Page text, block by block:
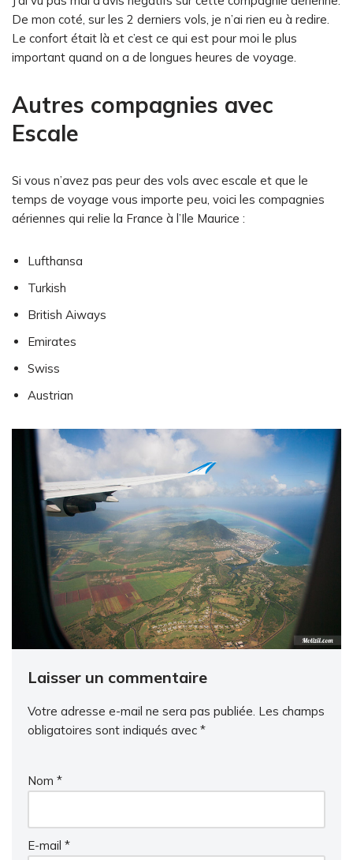
De mon coté, sur les 2 derniers vols, je n’ai rien eu à redire.
Le confort était là et c’est ce qui est pour moi le plus
important quand on a de longues heures de voyage.
Autres compagnies avec
Escale
Si vous n’avez pas peur des vols avec escale et que le
temps de voyage vous importe peu, voici les compagnies
aériennes qui relie la France à l’Ile Maurice :
Lufthansa
Turkish
British Aiways
Emirates
Swiss
Austrian
Laisser un commentaire
Votre adresse e-mail ne sera pas publiée. Les champs
obligatoires sont indiqués avec *
Nom *
E-mail *